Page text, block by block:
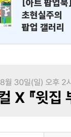
[아트 팝업북]
초현실주의
팝업 갤러리